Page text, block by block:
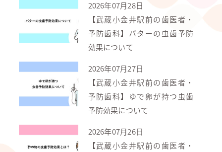
2026年07月28日
【武蔵小金井駅前の歯医者・
予防歯科】バターの虫歯予防
効果について
2026年07月27日
【武蔵小金井駅前の歯医者・
予防歯科】ゆで卵が持つ虫歯
予防効果について
2026年07月26日
【武蔵小金井駅前の歯医者・